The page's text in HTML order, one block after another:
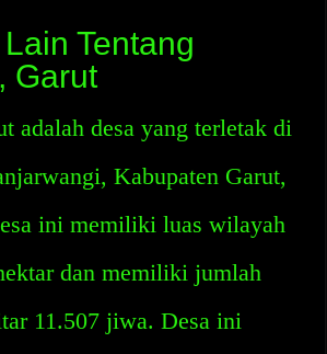
Tentang
Garut
adalah desa yang terletak di
Kabupaten Garut,
ini memiliki luas wilayah
dan memiliki jumlah
11.507 jiwa. Desa ini